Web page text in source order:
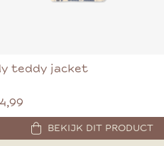
teddy jacket
BEKIJK DIT PRODUCT